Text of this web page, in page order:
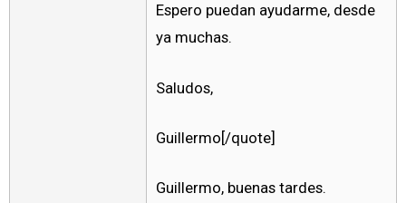
Espero puedan ayudarme, desde
ya muchas.
Saludos,
Guillermo[/quote]
Guillermo, buenas tardes.